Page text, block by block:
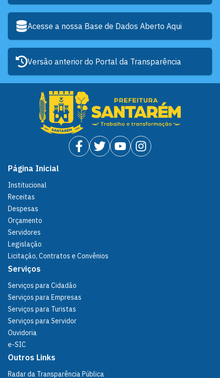
Acesse a nossa Base de Dados Aberto Aqui
Versão anterior do Portal da Transparência
Página Inicial
Institucional
Receitas
Despesas
Orçamento
Servidores
Legislação
Licitação, Contratos e Convênios
Serviços
Serviços para Cidadão
Serviços para Empresas
Serviços para Turistas
Serviços para Servidor
Ouvidoria
e-SIC
Outros Links
Radar da Transparência Pública